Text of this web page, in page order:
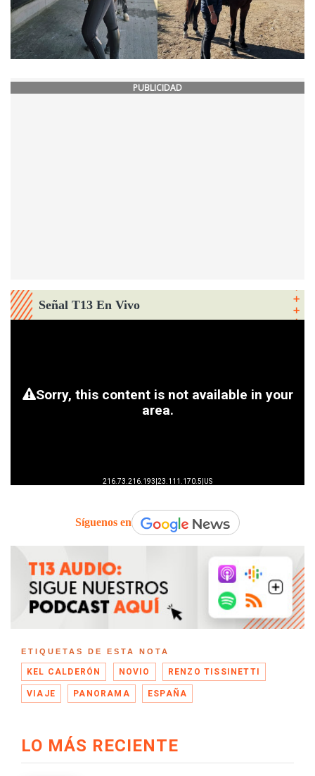
PUBLICIDAD
Señal T13 En Vivo
Síguenos en
ETIQUETAS DE ESTA NOTA
KEL CALDERÓN NOVIO RENZO TISSINETTI
VIAJE PANORAMA ESPAÑA
LO MÁS RECIENTE